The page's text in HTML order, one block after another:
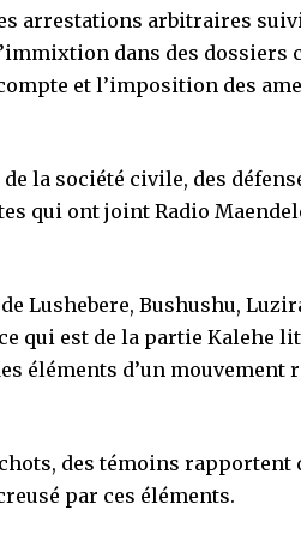
arrestations arbitraires
dans des dossiers
et l’imposition des
la société civile, des
qui ont joint Radio
Lushebere, Bushushu,
qui est de la partie Kalehe
éléments d’un mouvement
des témoins rapportent
par ces éléments.